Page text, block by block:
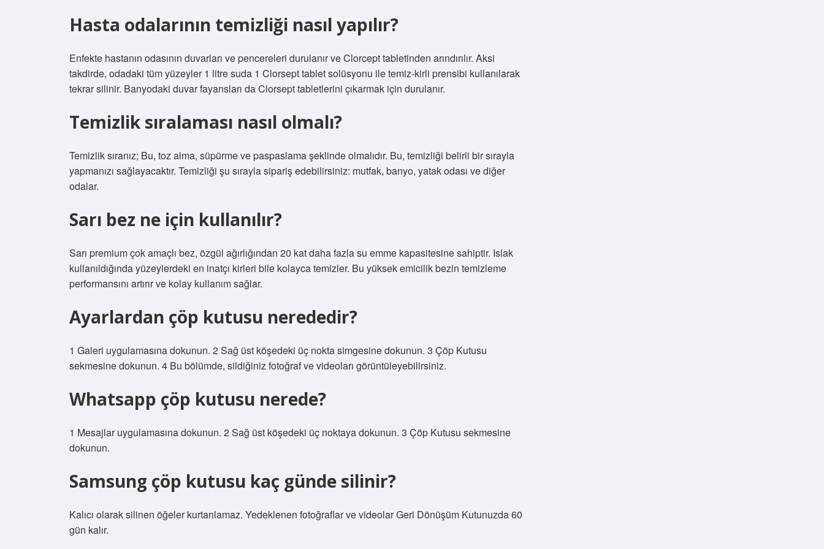
Hasta odalarının temizliği nasıl yapılır?
Enfekte hastanın odasının duvarları ve pencereleri durulanır ve Clorcept tabletinden arındırılır. Aksi
takdirde, odadaki tüm yüzeyler 1 litre suda 1 Clorsept tablet solüsyonu ile temiz-kirli prensibi kullanılarak
tekrar silinir. Banyodaki duvar fayansları da Clorsept tabletlerini çıkarmak için durulanır.
Temizlik sıralaması nasıl olmalı?
Temizlik sıranız; Bu, toz alma, süpürme ve paspaslama şeklinde olmalıdır. Bu, temizliği belirli bir sırayla
yapmanızı sağlayacaktır. Temizliği şu sırayla sipariş edebilirsiniz: mutfak, banyo, yatak odası ve diğer
odalar.
Sarı bez ne için kullanılır?
Sarı premium çok amaçlı bez, özgül ağırlığından 20 kat daha fazla su emme kapasitesine sahiptir. Islak
kullanıldığında yüzeylerdeki en inatçı kirleri bile kolayca temizler. Bu yüksek emicilik bezin temizleme
performansını artırır ve kolay kullanım sağlar.
Ayarlardan çöp kutusu nerededir?
1 Galeri uygulamasına dokunun. 2 Sağ üst köşedeki üç nokta simgesine dokunun. 3 Çöp Kutusu
sekmesine dokunun. 4 Bu bölümde, sildiğiniz fotoğraf ve videoları görüntüleyebilirsiniz.
Whatsapp çöp kutusu nerede?
1 Mesajlar uygulamasına dokunun. 2 Sağ üst köşedeki üç noktaya dokunun. 3 Çöp Kutusu sekmesine
dokunun.
Samsung çöp kutusu kaç günde silinir?
Kalıcı olarak silinen öğeler kurtarılamaz. Yedeklenen fotoğraflar ve videolar Geri Dönüşüm Kutunuzda 60
gün kalır.